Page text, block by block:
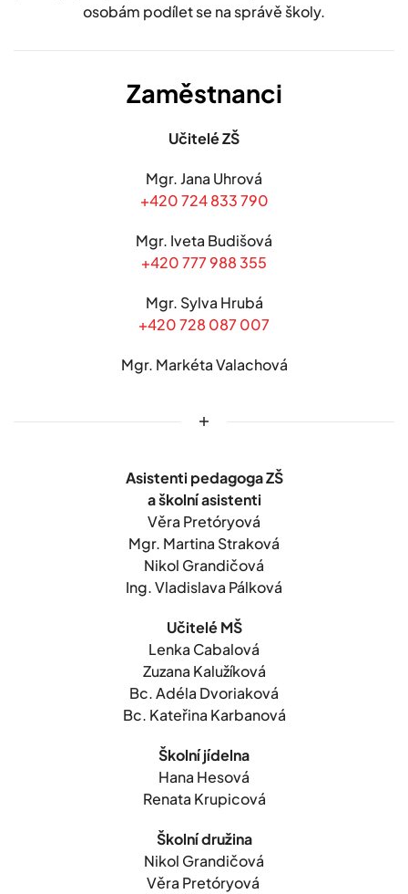
osobám podílet se na správě školy.
Zaměstnanci
Učitelé ZŠ
Mgr. Jana Uhrová
+420 724 833 790
Mgr. Iveta Budišová
+420 777 988 355
Mgr. Sylva Hrubá
+420 728 087 007
Mgr. Markéta Valachová
Asistenti pedagoga ZŠ
a školní asistenti
Věra Pretóryová
Mgr. Martina Straková
Nikol Grandičová
Ing. Vladislava Pálková
Učitelé MŠ
Lenka Cabalová
Zuzana Kalužíková
Bc. Adéla Dvoriaková
Bc. Kateřina Karbanová
Školní jídelna
Hana Hesová
Renata Krupicová
Školní družina
Nikol Grandičová
Věra Pretóryová